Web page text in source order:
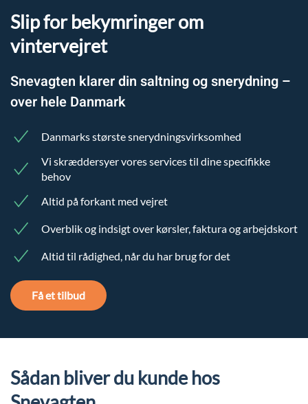
Slip for bekymringer om
vintervejret
Snevagten klarer din saltning og snerydning –
over hele Danmark
Danmarks største snerydningsvirksomhed
Vi skræddersyer vores services til dine specifikke
behov
Altid på forkant med vejret
Overblik og indsigt over kørsler, faktura og arbejdskort
Altid til rådighed, når du har brug for det
Få et tilbud
Sådan bliver du kunde hos